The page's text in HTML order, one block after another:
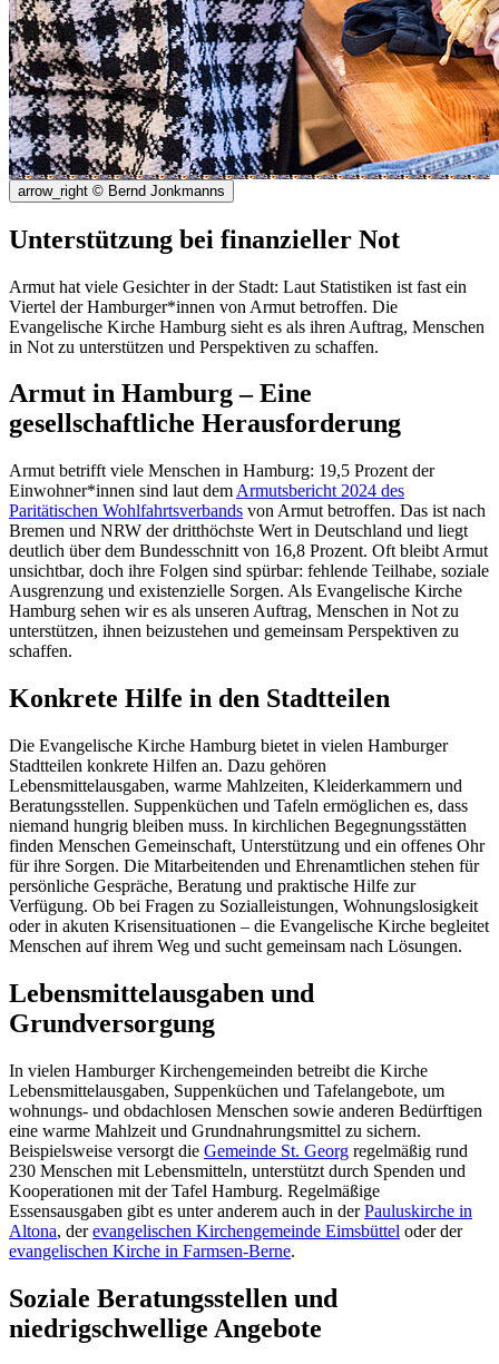
arrow_right © Bernd Jonkmanns
Unterstützung bei finanzieller Not
Armut hat viele Gesichter in der Stadt: Laut Statistiken ist fast ein
Viertel der Hamburger*innen von Armut betroffen. Die
Evangelische Kirche Hamburg sieht es als ihren Auftrag, Menschen
in Not zu unterstützen und Perspektiven zu schaffen.
Armut in Hamburg – Eine
gesellschaftliche Herausforderung
Armut betrifft viele Menschen in Hamburg: 19,5 Prozent der
Einwohner*innen sind laut dem Armutsbericht 2024 des
Paritätischen Wohlfahrtsverbands von Armut betroffen. Das ist nach
Bremen und NRW der dritthöchste Wert in Deutschland und liegt
deutlich über dem Bundesschnitt von 16,8 Prozent. Oft bleibt Armut
unsichtbar, doch ihre Folgen sind spürbar: fehlende Teilhabe, soziale
Ausgrenzung und existenzielle Sorgen. Als Evangelische Kirche
Hamburg sehen wir es als unseren Auftrag, Menschen in Not zu
unterstützen, ihnen beizustehen und gemeinsam Perspektiven zu
schaffen.
Konkrete Hilfe in den Stadtteilen
Die Evangelische Kirche Hamburg bietet in vielen Hamburger
Stadtteilen konkrete Hilfen an. Dazu gehören
Lebensmittelausgaben, warme Mahlzeiten, Kleiderkammern und
Beratungsstellen. Suppenküchen und Tafeln ermöglichen es, dass
niemand hungrig bleiben muss. In kirchlichen Begegnungsstätten
finden Menschen Gemeinschaft, Unterstützung und ein offenes Ohr
für ihre Sorgen. Die Mitarbeitenden und Ehrenamtlichen stehen für
persönliche Gespräche, Beratung und praktische Hilfe zur
Verfügung. Ob bei Fragen zu Sozialleistungen, Wohnungslosigkeit
oder in akuten Krisensituationen – die Evangelische Kirche begleitet
Menschen auf ihrem Weg und sucht gemeinsam nach Lösungen.
Lebensmittelausgaben und
Grundversorgung
In vielen Hamburger Kirchengemeinden betreibt die Kirche
Lebensmittelausgaben, Suppenküchen und Tafelangebote, um
wohnungs- und obdachlosen Menschen sowie anderen Bedürftigen
eine warme Mahlzeit und Grundnahrungsmittel zu sichern.
Beispielsweise versorgt die Gemeinde St. Georg regelmäßig rund
230 Menschen mit Lebensmitteln, unterstützt durch Spenden und
Kooperationen mit der Tafel Hamburg. Regelmäßige
Essensausgaben gibt es unter anderem auch in derPauluskirche in
Altona, derevangelischen Kirchengemeinde Eimsbüttel oder der
evangelischen Kirche in Farmsen-Berne.
Soziale Beratungsstellen und
niedrigschwellige Angebote